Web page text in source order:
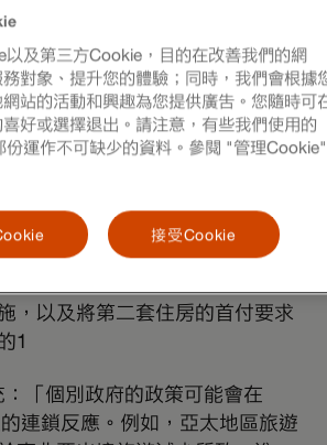
工面臨一定程度的人力資本流
著當地低至中等收入社群的生
早前已宣佈一系列促進經濟增長
對銀行限制及給予更大自由度、
，以及將第二套住房的首付要求
1
「個別政府的政策可能會在
連鎖反應。例如，亞太地區旅遊
及第三方Cookie，目的在改善我們的網
對象、提升您的體驗；同時，我們會根據
站的活動和興趣為您提供廣告。您隨時可
好或選擇退出。請注意，有些我們使用的
份運作不可缺少的資料。參閱 "管理Cookie"
接受Cookie